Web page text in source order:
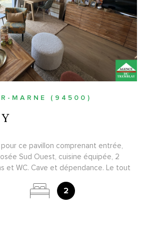
MARNE (94500)
ce pavillon comprenant entrée,
Sud Ouest, cuisine équipée, 2
et WC. Cave et dépendance. Le tout
2
LE BIEN